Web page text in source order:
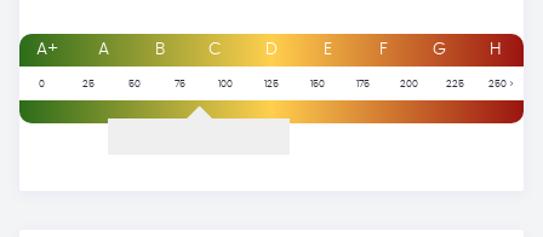
A+ A B C D E F G H
0 25 50 75 100 125 150 175 200 225 250 >